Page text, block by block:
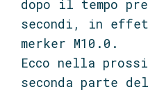
dopo il tempo
secondi, in
merker M10.0.
Ecco nella
seconda parte del